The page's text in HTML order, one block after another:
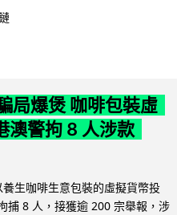
局爆煲 咖啡包裝虛
澳警拘 8 人涉款
生咖啡生意包裝的虛擬貨幣投
捕 8 人，接獲逾 200 宗舉報，涉